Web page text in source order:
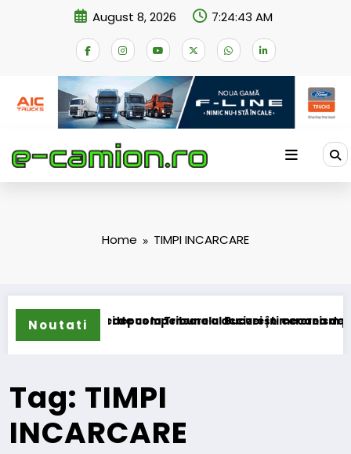
August 8, 2026 7:24:43 AM
Home TIMPI INCARCARE
Noutati
schemei de compensare a accizei în mecanism
STB a depus la Tribunalul București cererea
Tag: TIMPI
INCARCARE